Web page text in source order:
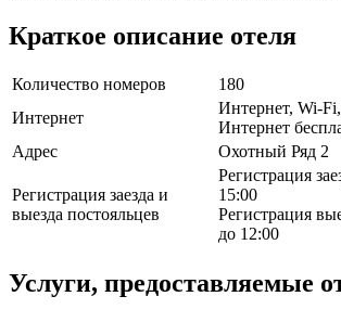
Краткое описание отеля
Количество номеров
180
Интернет
Интернет, Wi-
Интернет
Адрес
Охотный Ряд 2
Регистрация заезда и
выезда постояльцев
Регистрация
15:00
Регистрация
до 12:00
Услуги, предоставляемые